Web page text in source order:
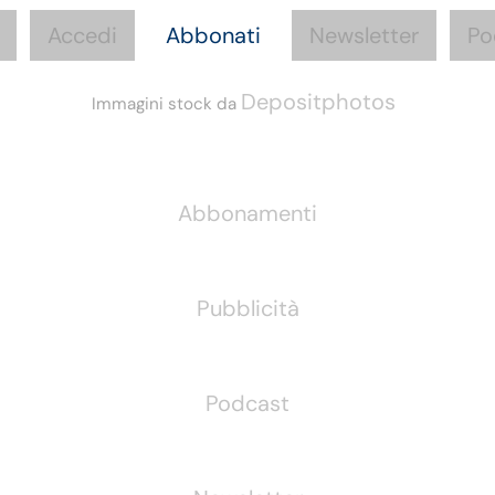
Accedi Abbonati Newsletter
Immagini stock da Depositphotos
Abbonamenti
Pubblicità
Podcast